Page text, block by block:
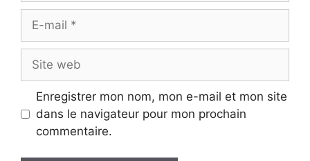
mail
web
Enregistrer mon nom, mon e-mail et mon site
dans le navigateur pour mon prochain
commentaire.